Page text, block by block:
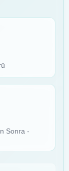
Sonra -